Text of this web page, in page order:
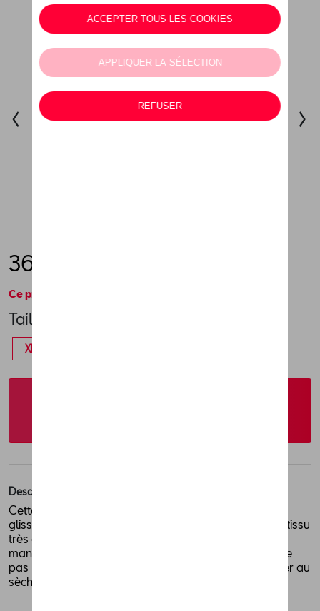
360,00 €
Ce produit n'est actuellement pas de stock
Taille
XL
Description
Cette veste en cuir de haute qualité avec fermeture à
glissière et poches extérieures est fabriquée dans un tissu
très confortable et porte le logo CUPRA cousu sur la
manche. Matériaux: 100% cuir Conseils d'entretien: Ne
pas repasser. Ne pas laver en machine. Ne pas sécher au
sèche-linge. Couleur: noir